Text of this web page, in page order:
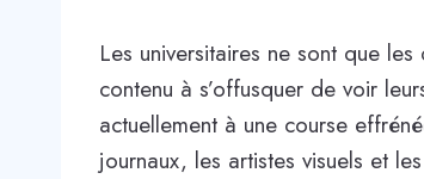
Les universitaires ne sont que
contenu à s’offusquer de voir
actuellement à une course
journaux, les artistes visuels et